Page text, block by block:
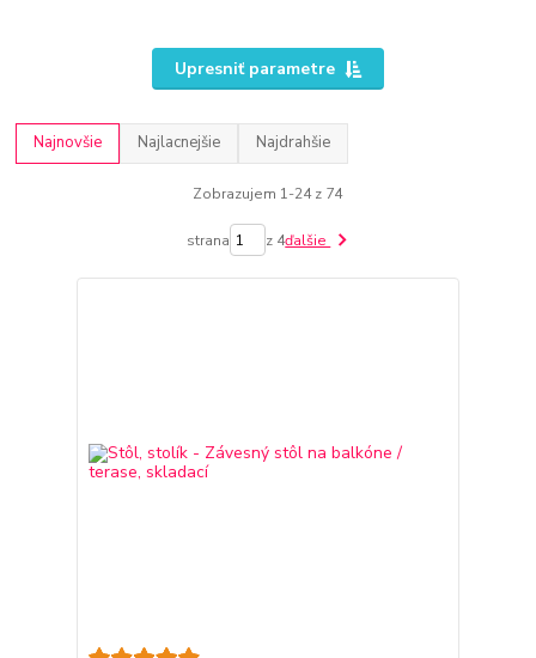
Upresniť parametre
Najnovšie Najlacnejšie Najdrahšie
Zobrazujem 1-24 z 74
strana z 4ďalšie